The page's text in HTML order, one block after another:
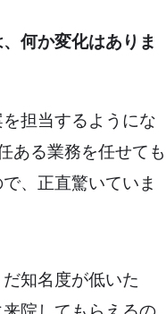
何か変化はありま
担当するようにな
ある業務を任せても
、正直驚いていま
知名度が低いた